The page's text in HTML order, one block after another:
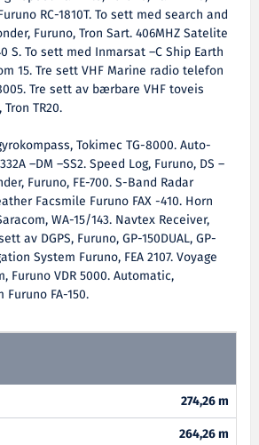
RC-1810T. To sett med search and
Furuno, Tron Sart. 406MHZ Satelite
S. To sett med Inmarsat –C Ship Earth
15. Tre sett VHF Marine radio telefon
Tre sett av bærbare VHF toveis
TR20.
Tokimec TG-8000. Auto-
–DM –SS2. Speed Log, Furuno, DS –
Furuno, FE-700. S-Band Radar
Facsmile Furuno FAX -410. Horn
WA-15/143. Navtex Receiver,
av DGPS, Furuno, GP-150DUAL, GP-
System Furuno, FEA 2107. Voyage
Furuno VDR 5000. Automatic,
FA-150.
274,26 m
264,26 m